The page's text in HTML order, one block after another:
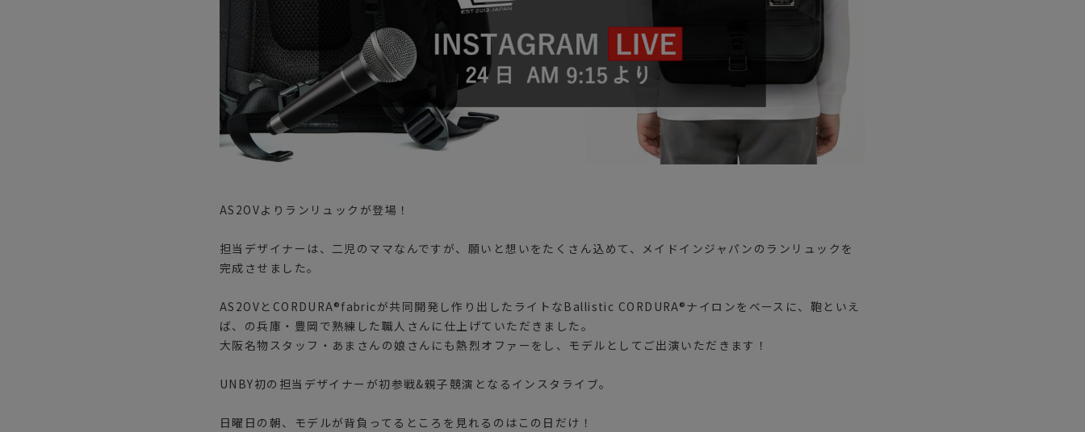
その他
AS2OVよりランリュックが登場！
担当デザイナーは、二児のママなんですが、願いと想いをたくさん込めて、メイドインジャパンのランリュックを
完成させました。
AS2OVとCORDURA®fabricが共同開発し作り出したライトなBallistic CORDURA®ナイロンをベースに、鞄といえ
ば、の兵庫・豊岡で熟練した職人さんに仕上げていただきました。
大阪名物スタッフ・あまさんの娘さんにも熱烈オファーをし、モデルとしてご出演いただきます！
UNBY初の担当デザイナーが初参戦&親子競演となるインスタライブ。
日曜日の朝、モデルが背負ってるところを見れるのはこの日だけ！